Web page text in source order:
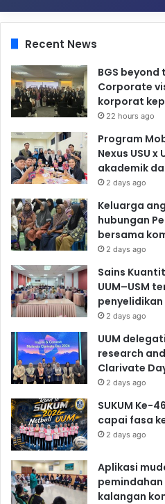
Recent News
BGS
Corporate
korporat
22 hours ago
Program
Nexus USU
akademik
2 days ago
Keluarga
hubungan
bersama
2 days ago
Sains
UUM–USM
2 days ago
UUM
research
Clarivate
2 days ago
SUKUM Ke-
capai fasa
2 days ago
Aplikasi
kalangan